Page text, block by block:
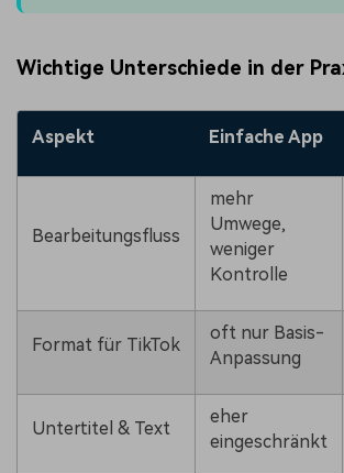
Wichtige Unterschiede in der
Aspekt Einfache App
Bearbeitungsfluss
mehr
Umwege,
weniger
Kontrolle
Format für TikTok
oft nur Basis-
Anpassung
Untertitel & Text
eher
eingeschränkt